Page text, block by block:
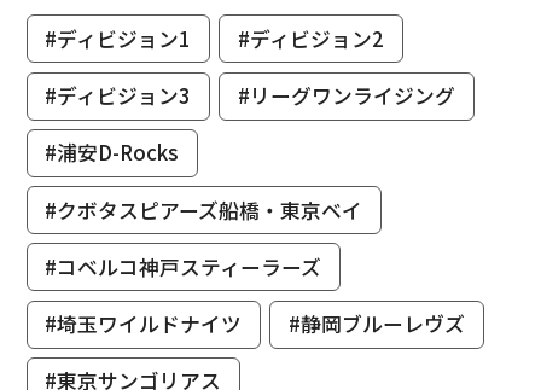
#ディビジョン1
#ディビジョン2
#ディビジョン3
#リーグワンライジング
#浦安D-Rocks
#クボタスピアーズ船橋・東京ベイ
#コベルコ神戸スティーラーズ
#埼玉ワイルドナイツ
#静岡ブルーレヴズ
#東京サンゴリアス